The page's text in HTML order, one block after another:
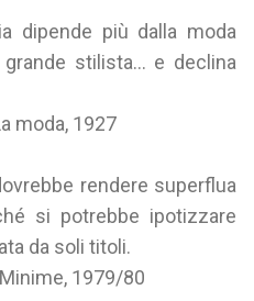
dipende più dalla moda
stilista… e declina
moda, 1927
rendere superflua
si potrebbe ipotizzare
da soli titoli.
1979/80